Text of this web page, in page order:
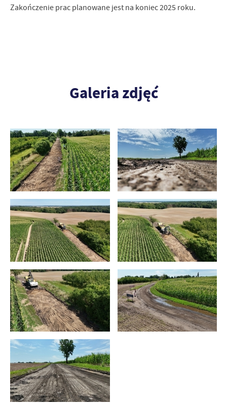
Zakończenie prac planowane jest na koniec 2025 roku.
Galeria zdjęć